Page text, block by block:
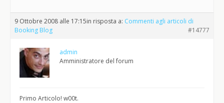
9 Ottobre 2008 alle 17:15in risposta a: Commenti agli articoli di
Booking Blog
#14777
admin
Amministratore del forum
Primo Articolo! w00t.